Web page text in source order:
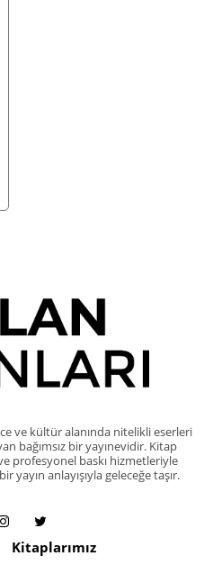
ve kültür alanında nitelikli eserleri
bağımsız bir yayınevidir. Kitap
profesyonel baskı hizmetleriyle
yayın anlayışıyla geleceğe taşır.
Kitaplarımız